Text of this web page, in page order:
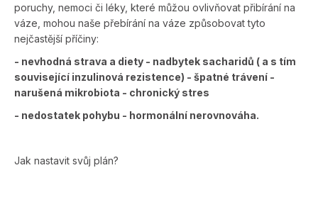
poruchy, nemoci či léky, které můžou ovlivňovat přibírání na
váze, mohou naše přebírání na váze způsobovat tyto
nejčastější příčiny:
- nevhodná strava a diety - nadbytek sacharidů ( a s tím
související inzulinová rezistence) - špatné trávení -
narušená mikrobiota - chronický stres
- nedostatek pohybu - hormonální nerovnováha.
Jak nastavit svůj plán?